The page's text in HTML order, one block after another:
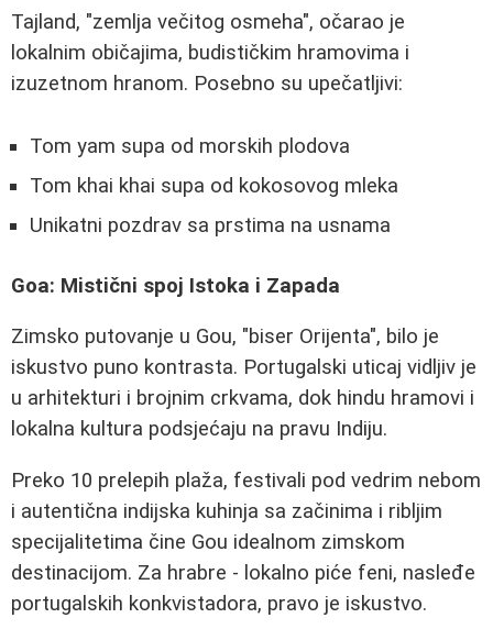
Tajland, "zemlja večitog osmeha", očarao je
lokalnim običajima, budističkim hramovima i
izuzetnom hranom. Posebno su upečatljivi:
Tom yam supa od morskih plodova
Tom khai khai supa od kokosovog mleka
Unikatni pozdrav sa prstima na usnama
Goa: Mistični spoj Istoka i Zapada
Zimsko putovanje u Gou, "biser Orijenta", bilo je
iskustvo puno kontrasta. Portugalski uticaj vidljiv je
u arhitekturi i brojnim crkvama, dok hindu hramovi i
lokalna kultura podsjećaju na pravu Indiju.
Preko 10 prelepih plaža, festivali pod vedrim nebom
i autentična indijska kuhinja sa začinima i ribljim
specijalitetima čine Gou idealnom zimskom
destinacijom. Za hrabre - lokalno piće feni, nasleđe
portugalskih konkvistadora, pravo je iskustvo.